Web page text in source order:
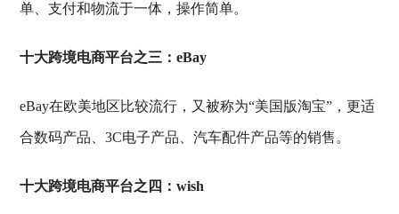
单、支付和物流于一体，操作简单。
十大跨境电商平台之三：eBay
eBay在欧美地区比较流行，又被称为“美国版淘宝”，更适
合数码产品、3C电子产品、汽车配件产品等的销售。
十大跨境电商平台之四：wish